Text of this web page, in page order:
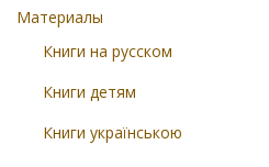
Материалы
Книги на русском
Книги детям
Книги українською